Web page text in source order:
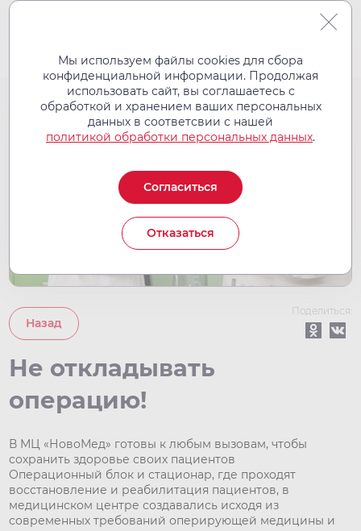
11
авг
Назад
Поделиться:
Не откладывать
операцию!
В МЦ «НовоМед» готовы к любым вызовам, чтобы
сохранить здоровье своих пациентов
Операционный блок и стационар, где проходят
восстановление и реабилитация пациентов, в
медицинском центре создавались исходя из
современных требований оперирующей медицины и
Мы используем файлы cookies для сбора
конфиденциальной информации. Продолжая
использовать сайт, вы соглашаетесь с
обработкой и хранением ваших персональных
данных в соответсвии с нашей
политикой обработки персональных данных.
Согласиться
Отказаться